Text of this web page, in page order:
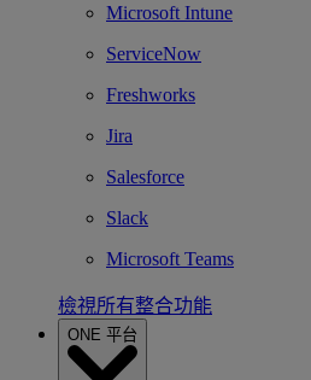
Microsoft Intune
ServiceNow
Freshworks
Jira
Salesforce
Slack
Microsoft Teams
檢視所有整合功能
ONE 平台